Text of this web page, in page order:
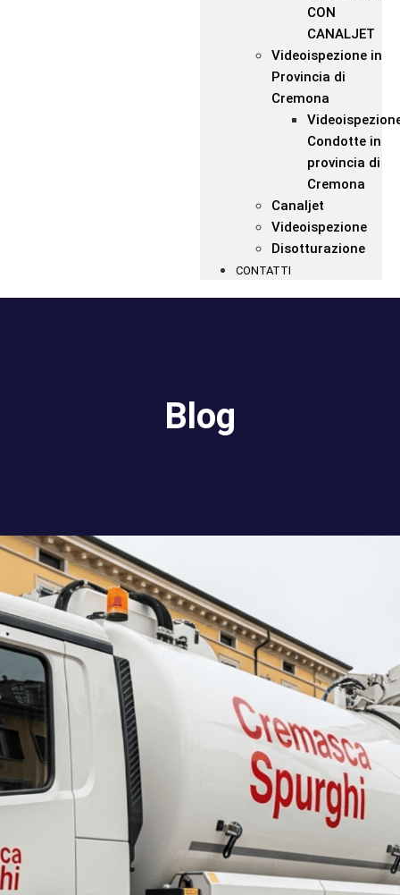
CON
CANALJET
Videoispezione in
Provincia di
Cremona
Condotte in
provincia di
Cremona
Canaljet
Videoispezione
Disotturazione
CONTATTI
Blog